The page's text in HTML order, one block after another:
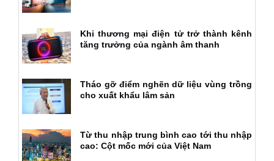
Khi thương mại điện tử trở thành kênh
tăng trưởng của ngành âm thanh
Tháo gỡ điểm nghẽn dữ liệu vùng trồng
cho xuất khẩu lâm sản
Từ thu nhập trung bình cao tới thu nhập
cao: Cột mốc mới của Việt Nam